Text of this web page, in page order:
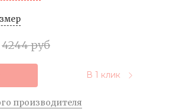
4244 руб
В 1 клик
производителя